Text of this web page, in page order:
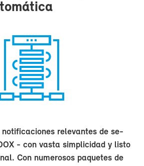
no­ti­fi­ca­cio­nes re­le­van­tes de se­
- con vas­ta sim­pli­ci­dad y lis­to
Con nu­me­ro­sos pa­que­tes de